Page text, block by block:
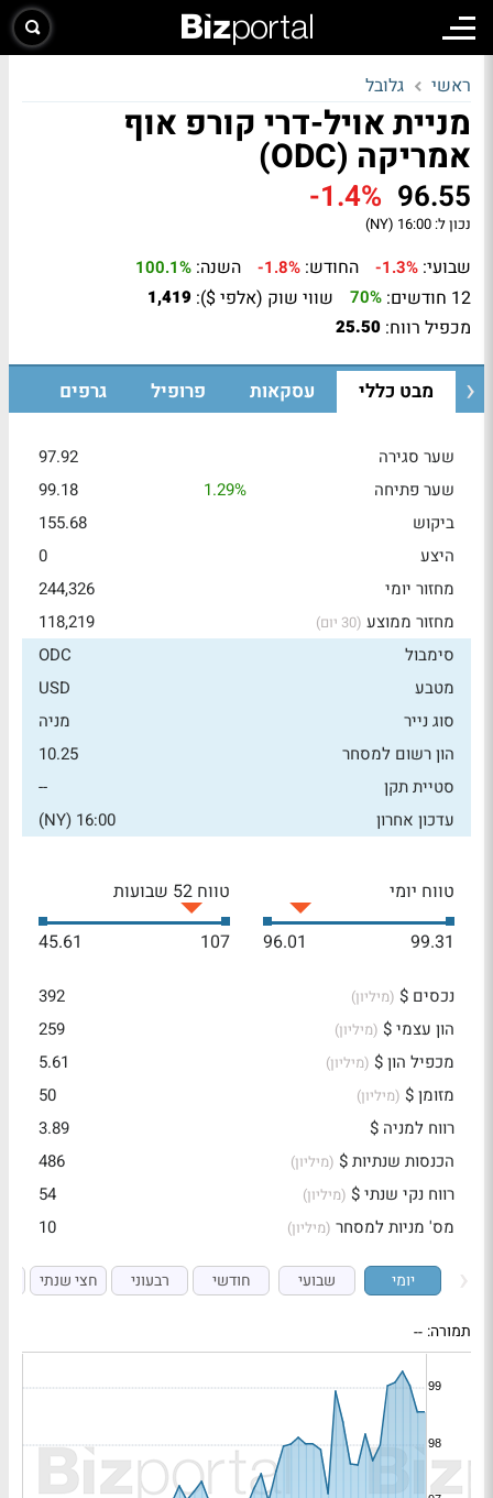
ראשי גלובל
מניית אויל-דרי קורפ אוף
אמריקה (ODC)
96.55
-1.4%
נכון ל: 16:00 (NY)
שבועי: -1.3% החודש: -1.8% השנה: 100.1%
12 חודשים: 70% שווי שוק (אלפי $): 1,419
מכפיל רווח: 25.50
מבט כללי עסקאות פרופיל גרפים
שער סגירה
97.92
שער פתיחה
1.29%
99.18
ביקוש
155.68
היצע
0
מחזור יומי
244,326
מחזור ממוצע (30 יום)
118,219
סימבול
ODC
מטבע
USD
סוג נייר
מניה
הון רשום למסחר
10.25
סטיית תקן
--
עדכון אחרון
16:00 (NY)
טווח יומי
99.31
96.01
טווח 52 שבועות
107
45.61
נכסים $ (מיליון)
392
הון עצמי $ (מיליון)
259
מכפיל הון $ (מיליון)
5.61
מזומן $ (מיליון)
50
רווח למניה $
3.89
הכנסות שנתיות $ (מיליון)
486
רווח נקי שנתי $ (מיליון)
54
מס' מניות למסחר (מיליון) 10
יומי שבועי חודשי רבעוני חצי שנתי
תמורה: --